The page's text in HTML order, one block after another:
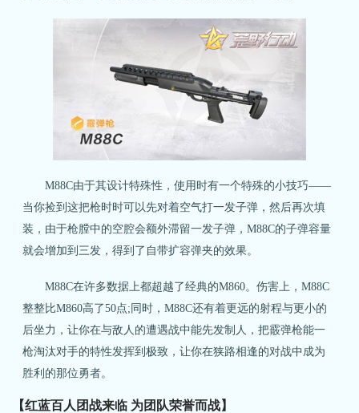
M88C由于其设计特殊性，使用时有一个特殊的小技巧——
当你捡到这把枪时时可以先对着空气打一发子弹，然后再次填
装，由于枪膛中的空腔会额外滞留一发子弹，M88C的子弹容量
就会增加到三发，得到了自带扩容弹夹的效果。
M88C在许多数据上都超越了经典的M860。伤害上，M88C
整整比M860高了50点;同时，M88C还有着更远的射程与更小的
后坐力，让你在与敌人的遭遇战中能先发制人，把霰弹枪能一
枪淘汰对手的特性发挥到极致，让你在狭路相逢的对战中成为
胜利的那位勇者。
【红蓝百人团战来临 为团队荣誉而战】